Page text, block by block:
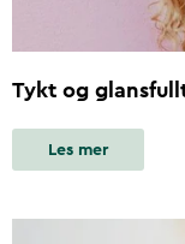
Tykt og
Les mer